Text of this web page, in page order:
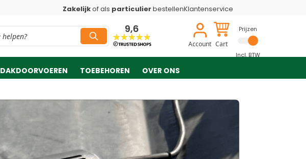
Zakelijkof als particulierbestellenKlantenservice
9,6
Account Cart
Prijzen
Incl. BTW
DAKDOORVOEREN TOEBEHOREN OVER ONS